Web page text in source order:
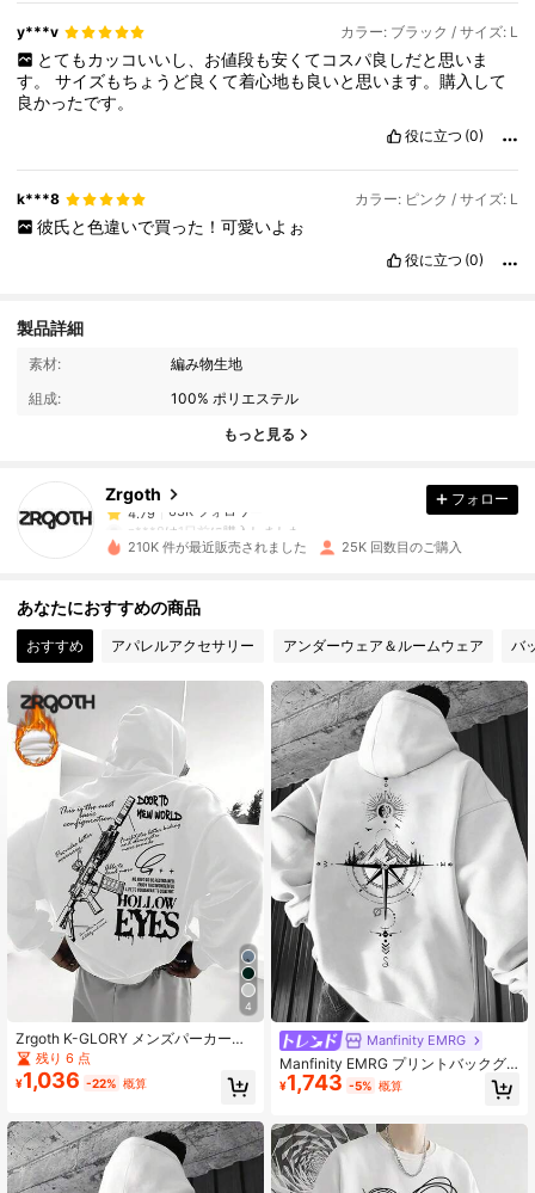
y***v カラー: ブラック / サイズ: L
とてもカッコいいし、お値段も安くてコスパ良しだと思いま
す。サイズもちょうど良くて着心地も良いと思います。購入して
良かったです。
役に立つ (0)
k***8 カラー: ピンク / サイズ: L
彼氏と色違いで買った！可愛いよぉ
役に立つ (0)
製品詳細
素材:
編み物生地
組成:
100% ポリエステル
もっと見る
Zrgoth
63K フォロワー
4.79
63K フォロワー
n***8
は1日前 に購入しました
4.79 63K フォロワー
63K フォロワー
4.79 63K フォロワー
4.79 63K フォロワー
4.79 63K フォロワー
4.79 63K フォロワー
4.79 63K フォロワー
フォロー
210K 件が最近販売されました 25K 回数目のご購入
あなたにおすすめの商品
おすすめ アパレルアクセサリー アンダーウェア＆ルームウェア バ
4
Zrgoth K-GLORY メンズパーカー、
秋冬新作、パーソナライズされたス
トリートウェポン&スローガンプリン
トカンガルーポケットプルオーバー
残り 6 点
¥1,036 -22% 概算
Manfinity EMRG
Manfinity EMRG プリントバックグ
ラフィック付き メンズ ルーズフィッ
ト フーデッドスウェットシャツ 長袖
トに、秋向け
¥1,743 -5% 概算